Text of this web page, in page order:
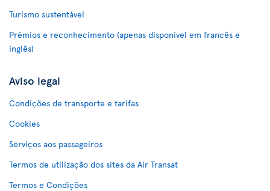
Turismo sustentável
Prémios e reconhecimento (apenas disponível em francês e
inglês)
Aviso legal
Condições de transporte e tarifas
Cookies
Serviços aos passageiros
Termos de utilização dos sites da Air Transat
Termos e Condições